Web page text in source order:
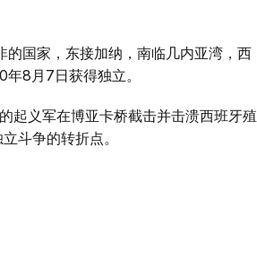
国家，东接加纳，南临几内亚湾，西
8月7日获得独立。
起义军在博亚卡桥截击并击溃西班牙殖
斗争的转折点。